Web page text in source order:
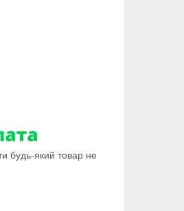
будь-який товар не